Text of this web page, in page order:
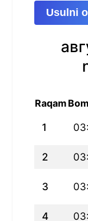
Usulni
Raqam
1
2
3
4